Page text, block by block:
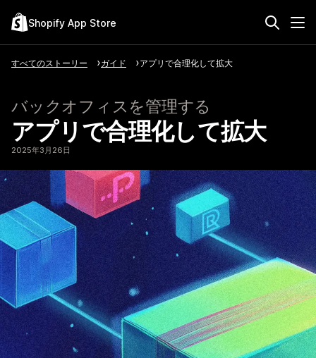
Shopify App Store
すべてのストーリー ガイド アプリで合理化して拡大
バックオフィスを管理する
アプリで合理化して拡大
2025年3月26日